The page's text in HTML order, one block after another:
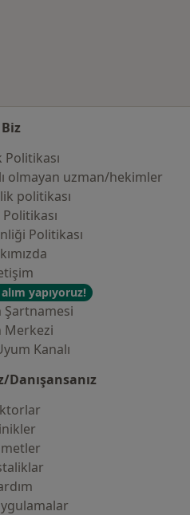
Biz
Politikası
olmayan uzman/hekimler
politikası
Politikası
yapıyoruz!
Şartnamesi
Merkezi
Kanalı
Danışansanız